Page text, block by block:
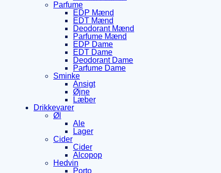
Parfume
EDP Mænd
EDT Mænd
Deodorant Mænd
Parfume Mænd
EDP Dame
EDT Dame
Deodorant Dame
Parfume Dame
Sminke
Ansigt
Øjne
Læber
Drikkevarer
Øl
Ale
Lager
Cider
Cider
Alcopop
Hedvin
Porto